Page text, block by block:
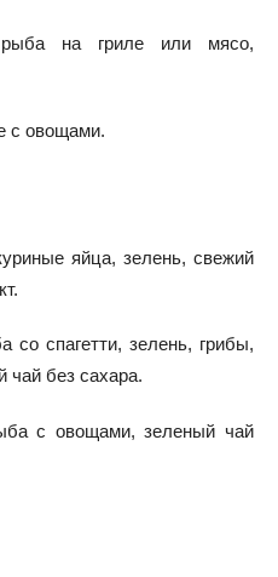
на гриле или мясо,
с овощами.
яйца, зелень, свежий
со спагетти, зелень, грибы,
чай без сахара.
с овощами, зеленый чай